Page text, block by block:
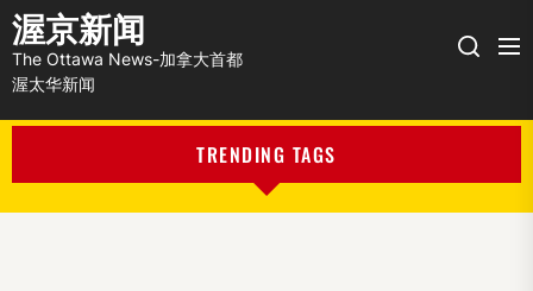
渥京新闻
The Ottawa News-加拿大首都
渥太华新闻
Search
TRENDING TAGS